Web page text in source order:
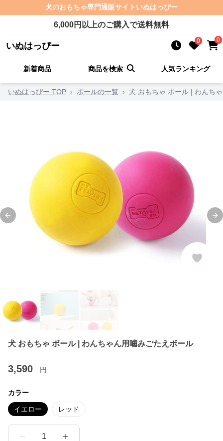
犬のおもちゃ専門通販サイト いぬはっぴー
6,000円以上のご購入で送料無料
いぬはっぴー 0 0
新着商品 商品を検索 人気ランキング
いぬはっぴー TOP › ボールの一覧 › 犬 おもちゃ ボール | わんち
Previous slide
犬 おもちゃ ボール | わんちゃん用噛みごたえボール
3,590 円
カラー
イエロー レッド
1